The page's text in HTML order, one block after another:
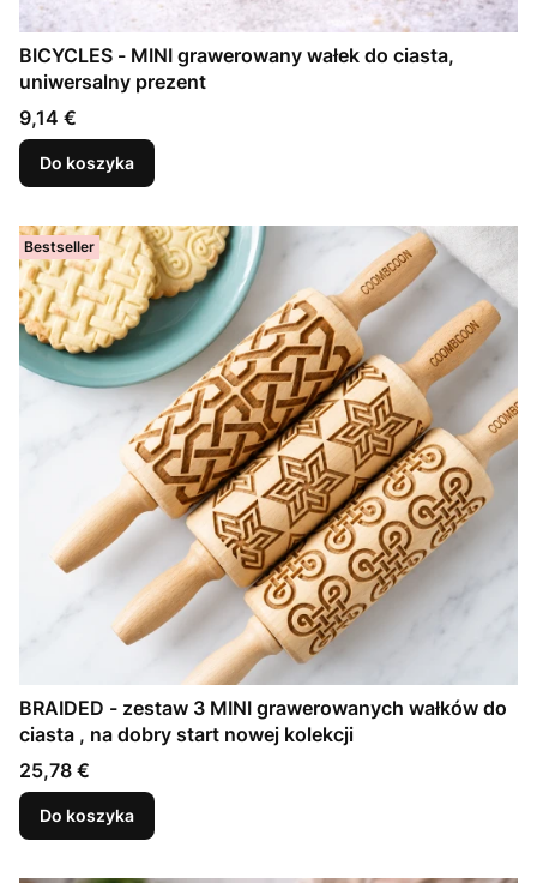
BICYCLES - MINI grawerowany wałek do ciasta,
uniwersalny prezent
Cena
9,14 €
Do koszyka
Bestseller
BRAIDED - zestaw 3 MINI grawerowanych wałków do
ciasta , na dobry start nowej kolekcji
Cena
25,78 €
Do koszyka